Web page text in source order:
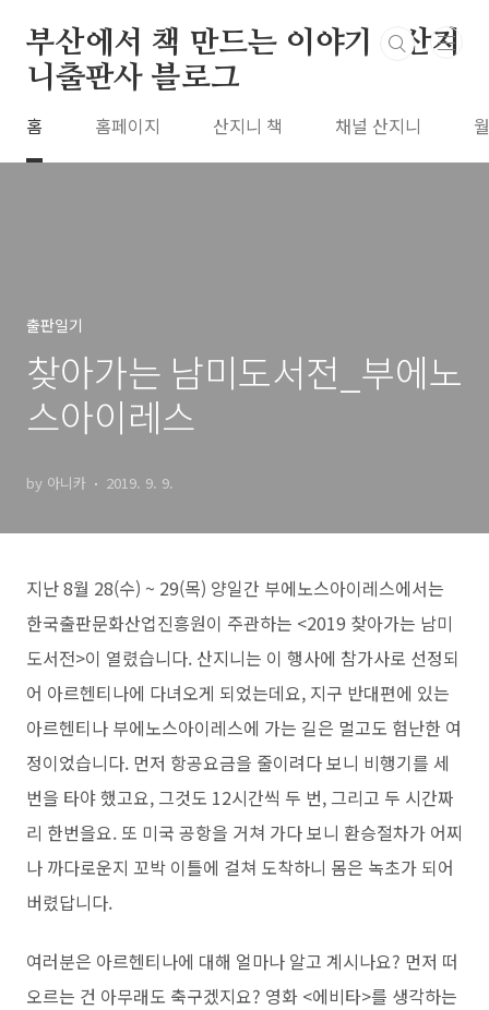
부산에서 책 만드는 이야기 : 산지
니출판사 블로그
홈 홈페이지 산지니 책 채널 산지니
출판일기
찾아가는 남미도서전_부에노
스아이레스
by 아니카 2019. 9. 9.
지난 8월 28(수) ~ 29(목) 양일간 부에노스아이레스에서는
한국출판문화산업진흥원이 주관하는 <2019 찾아가는 남미
도서전>이 열렸습니다. 산지니는 이 행사에 참가사로 선정되
어 아르헨티나에 다녀오게 되었는데요, 지구 반대편에 있는
아르헨티나 부에노스아이레스에 가는 길은 멀고도 험난한 여
정이었습니다. 먼저 항공요금을 줄이려다 보니 비행기를 세
번을 타야 했고요, 그것도 12시간씩 두 번, 그리고 두 시간짜
리 한번을요. 또 미국 공항을 거쳐 가다 보니 환승절차가 어찌
나 까다로운지 꼬박 이틀에 걸쳐 도착하니 몸은 녹초가 되어
버렸답니다.
여러분은 아르헨티나에 대해 얼마나 알고 계시나요? 먼저 떠
오르는 건 아무래도 축구겠지요? 영화 <에비타>를 생각하는